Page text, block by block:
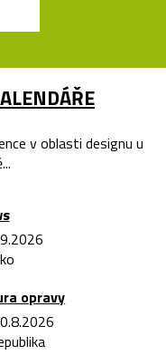
v oblasti designu u
opravy